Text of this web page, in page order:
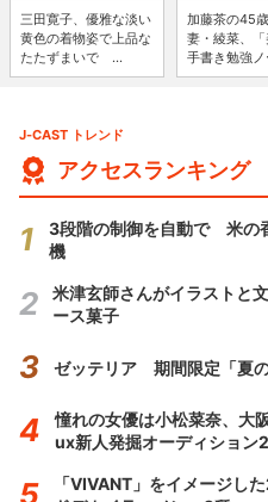
三田寛子、優雅な淡い
黄色の着物姿で上品な
たたずまいで ...
加藤茶の45
妻・綾菜、「
手書き勉強ノ
J-CAST トレンド
アクセスランキング
3段階の制御を自動で 米の
機
米津玄師さんがイラストと
ース菓子
ゼッテリア 期間限定「夏
憧れの女優は小松菜奈、
ux新人発掘オーディション
「VIVANT」をイメージし